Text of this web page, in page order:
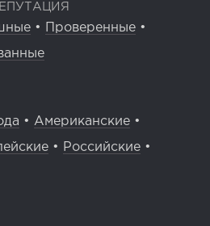
• Проверенные •
• Американские •
• Российские •